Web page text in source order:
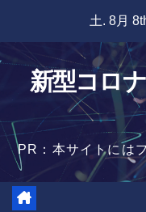
content
土. 8月
新型コロ
PR：本サイトには